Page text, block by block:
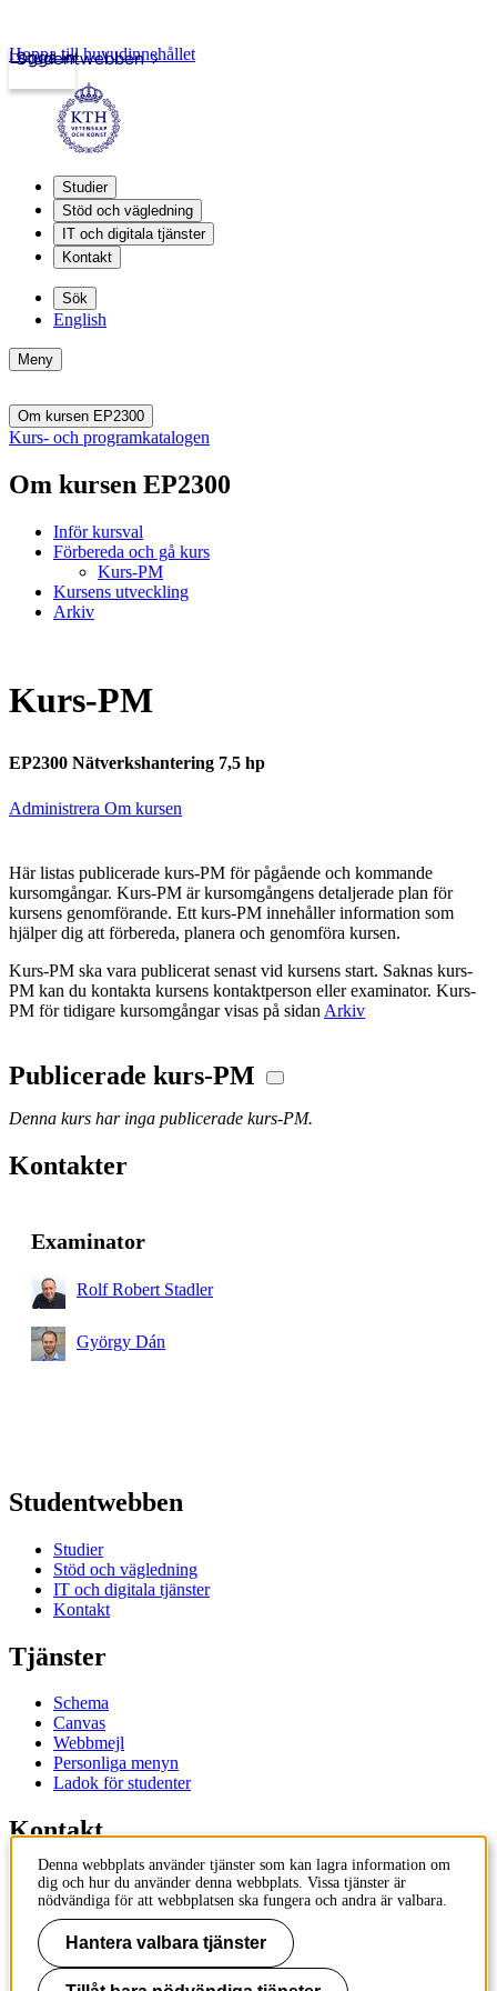
Studentwebben
Logga in
Hoppa till huvudinnehållet
Studier
Stöd och vägledning
IT och digitala tjänster
Kontakt
Sök
English
Meny
Om kursen EP2300
Kurs- och programkatalogen
Om kursen EP2300
Inför kursval
Förbereda och gå kurs
Kurs-PM
Kursens utveckling
Arkiv
Kurs-PM
EP2300 Nätverkshantering 7,5 hp
Administrera Om kursen
Här listas publicerade kurs-PM för pågående och kommande
kursomgångar. Kurs-PM är kursomgångens detaljerade plan för
kursens genomförande. Ett kurs-PM innehåller information som
hjälper dig att förbereda, planera och genomföra kursen.
Kurs-PM ska vara publicerat senast vid kursens start. Saknas kurs-
PM kan du kontakta kursens kontaktperson eller examinator. Kurs-
PM för tidigare kursomgångar visas på sidan Arkiv
Publicerade kurs-PM
Denna kurs har inga publicerade kurs-PM.
Kontakter
Examinator
Rolf Robert Stadler
György Dán
Studentwebben
Studier
Stöd och vägledning
IT och digitala tjänster
Kontakt
Tjänster
Schema
Canvas
Webbmejl
Personliga menyn
Ladok för studenter
Kontakt
Kontakta utbildningsprogram
Kontakta kurs
IT-support
KTH Entré
Denna webbplats använder tjänster som kan lagra information om
dig och hur du använder denna webbplats. Vissa tjänster är
nödvändiga för att webbplatsen ska fungera och andra är valbara.
Hantera valbara tjänster